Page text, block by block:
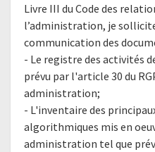
Livre III du Code des
l’administration, je
communication des
- Le registre des activités
prévu par l'article 30 du
administration;
- L'inventaire des
algorithmiques mis en
administration tel que